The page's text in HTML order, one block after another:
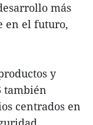
más
en el futuro,
y
también
centrados en